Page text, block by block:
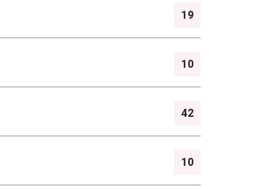
19
10
42
10